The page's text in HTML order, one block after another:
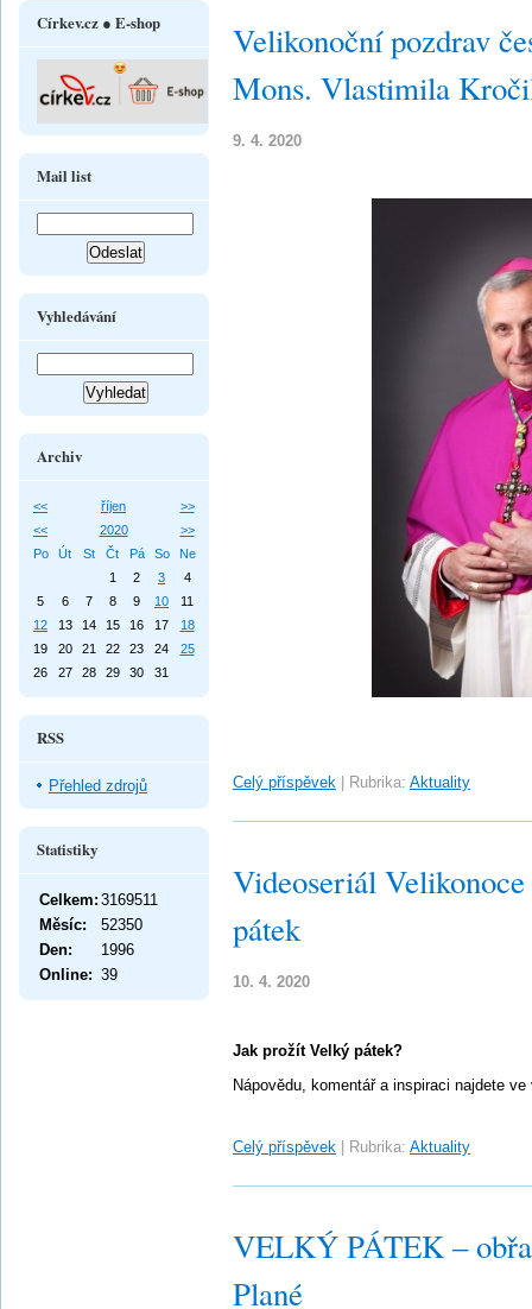
Velikonoční pozdrav
Mons. Vlastimila
9. 4. 2020
Celý příspěvek Rubrika: Aktuality
Videoseriál
pátek
10. 4. 2020
Jak prožít Velký pátek?
Nápovědu, komentář a inspiraci najdete
Celý příspěvek Rubrika: Aktuality
VELKÝ PÁTEK –
Plané
Církev.cz ● E-shop
Mail list
Vyhledávání
Archiv
<< říjen
>>
<<
2020
>>
Po
Út St Čt Pá So
Ne
1
2 3
4
5
6 7 8 9 10
11
12
13 14 15 16 17
18
19
20 21 22 23 24
25
26
27 28 29 30 31
RSS
Přehled zdrojů
Statistiky
Online: 39
Celkem: 3169511
Měsíc:
52350
Den:
1996